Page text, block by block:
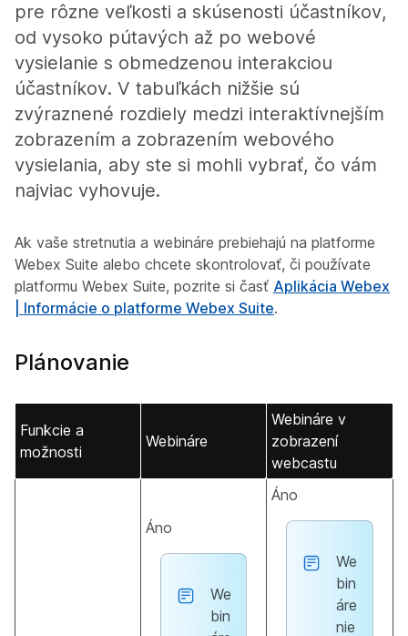
pre rôzne veľkosti a skúsenosti účastníkov,
od vysoko pútavých až po webové
vysielanie s obmedzenou interakciou
účastníkov. V tabuľkách nižšie sú
zvýraznené rozdiely medzi interaktívnejším
zobrazením a zobrazením webového
vysielania, aby ste si mohli vybrať, čo vám
najviac vyhovuje.
Ak vaše stretnutia a webináre prebiehajú na platforme
Webex Suite alebo chcete skontrolovať, či používate
platformu Webex Suite, pozrite si časť Aplikácia Webex
| Informácie o platforme Webex Suite.
Plánovanie
Funkcie a
možnosti
Webináre
Webináre v
zobrazení
webcastu
Áno
We
bin
Áno
We
bin
áre
nie